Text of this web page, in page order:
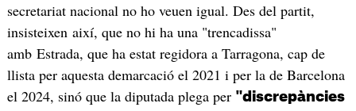
secretariat nacional no ho veuen igual. Des del partit,
insisteixen així, que no hi ha una "trencadissa"
amb Estrada, que ha estat regidora a Tarragona, cap de
llista per aquesta demarcació el 2021 i per la de Barcelona
el 2024, sinó que la diputada plega per "discrepàncies